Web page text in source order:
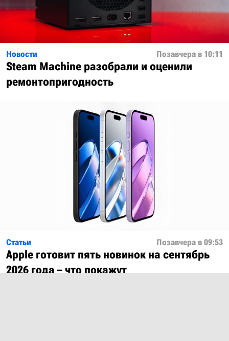
Новости Позавчера в 10:11
Steam Machine разобрали и оценили
ремонтопригодность
Статьи Позавчера в 09:53
Apple готовит пять новинок на сентябрь
2026 года – что покажут